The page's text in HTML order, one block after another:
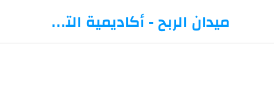
ميدان الربح - أكاديمية التداول